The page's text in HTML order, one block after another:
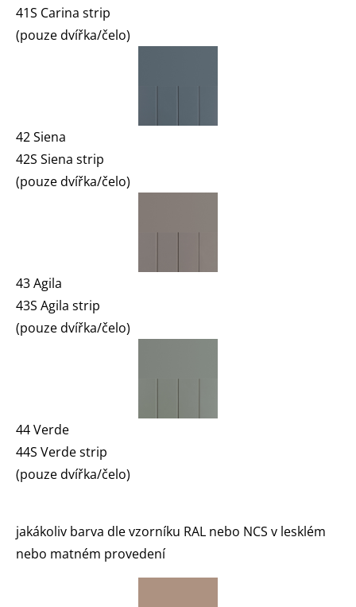
41S Carina strip
(pouze dvířka/čelo)
42 Siena
42S Siena strip
(pouze dvířka/čelo)
43 Agila
43S Agila strip
(pouze dvířka/čelo)
44 Verde
44S Verde strip
(pouze dvířka/čelo)
jakákoliv barva dle vzorníku RAL nebo NCS v lesklém
nebo matném provedení